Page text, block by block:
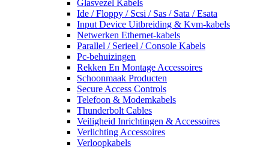
Glasvezel Kabels
Ide / Floppy / Scsi / Sas / Sata / Esata
Input Device Uitbreiding & Kvm-kabels
Netwerken Ethernet-kabels
Parallel / Serieel / Console Kabels
Pc-behuizingen
Rekken En Montage Accessoires
Schoonmaak Producten
Secure Access Controls
Telefoon & Modemkabels
Thunderbolt Cables
Veiligheid Inrichtingen & Accessoires
Verlichting Accessoires
Verloopkabels